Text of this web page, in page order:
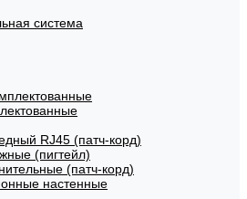
система
RJ45 (патч-корд)
(пигтейл)
(патч-корд)
настенные